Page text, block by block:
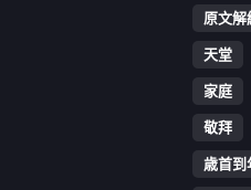
原文解
天堂
家庭
敬拜
歳首到